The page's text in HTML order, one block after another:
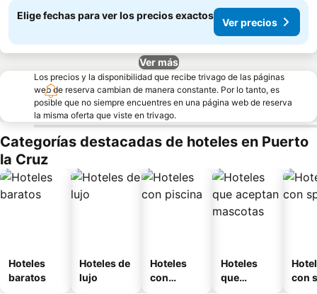
Elige fechas para ver los precios exactos
Ver precios
Ver más
Los precios y la disponibilidad que recibe trivago de las páginas
web de reserva cambian de manera constante. Por lo tanto, es
posible que no siempre encuentres en una página web de reserva
la misma oferta que viste en trivago.
Categorías destacadas de hoteles en Puerto
la Cruz
Hoteles
baratos
Hoteles de
lujo
Hoteles
con
Hoteles
que
con